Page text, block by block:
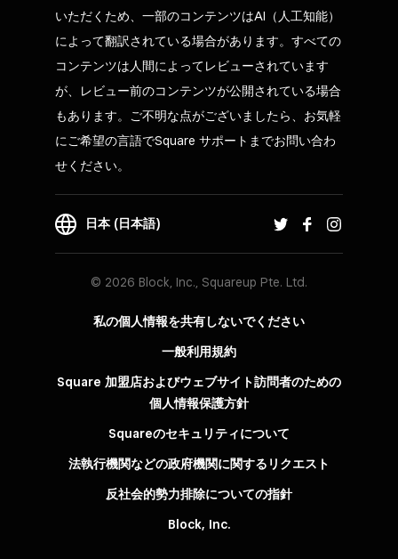
いただくため、一部のコンテンツはAI（人工知能）
によって翻訳されている場合があります。すべての
コンテンツは人間によってレビューされています
が、レビュー前のコンテンツが公開されている場合
もあります。ご不明な点がございましたら、お気軽
にご希望の言語でSquare サポートまでお問い合わ
せください。
日本 (日本語)
© 2026 Block, Inc., Squareup Pte. Ltd.
私の個人情報を共有しないでください
一般利用規約
Square 加盟店およびウェブサイト訪問者の​ための​
個人情報保護方針​
Squareのセキュリティについて
法執行機関などの政府機関に関するリクエスト
反社会的勢力排除についての指針
Block, Inc.